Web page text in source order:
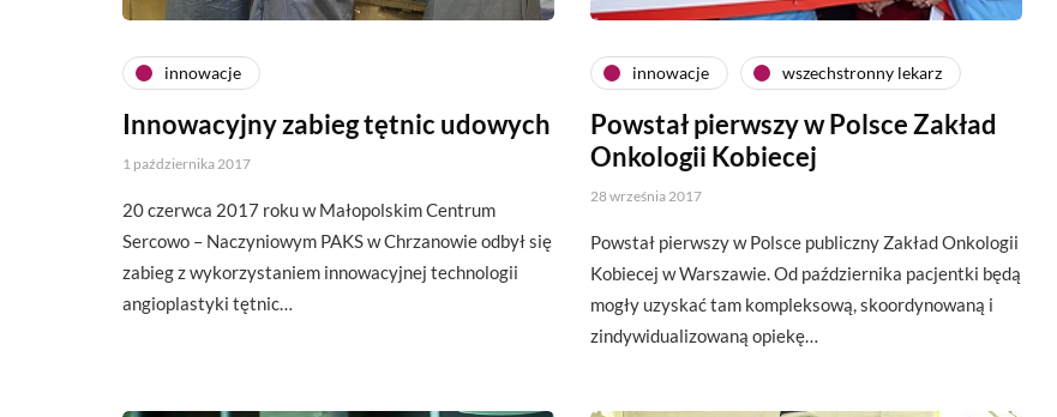
innowacje
Innowacyjny zabieg tętnic udowych
1 października 2017
20 czerwca 2017 roku w Małopolskim Centrum
Sercowo – Naczyniowym PAKS w Chrzanowie odbył się
zabieg z wykorzystaniem innowacyjnej technologii
angioplastyki tętnic…
innowacje wszechstronny lekarz
Powstał pierwszy w Polsce Zakład
Onkologii Kobiecej
28 września 2017
Powstał pierwszy w Polsce publiczny Zakład Onkologii
Kobiecej w Warszawie. Od października pacjentki będą
mogły uzyskać tam kompleksową, skoordynowaną i
zindywidualizowaną opiekę…